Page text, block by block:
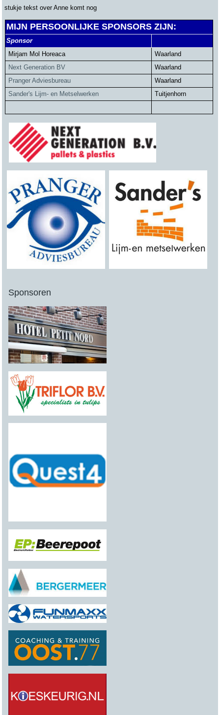
stukje tekst over Anne komt nog
MIJN PERSOONLIJKE SPONSORS ZIJN:
Sponsor
Mirjam Mol Horeaca
Waarland
Next Generation BV
Waarland
Pranger Adviesbureau
Waarland
Sander's Lijm- en Metselwerken
Tuitjenhorn
Sponsoren